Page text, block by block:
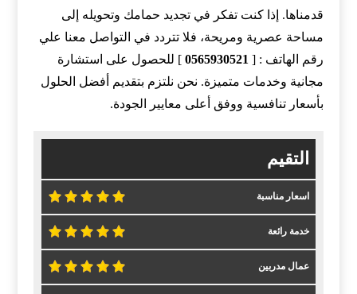
قدمناها. إذا كنت تفكر في تجديد حمامك وتحويله إلى
مساحة عصرية ومريحة، فلا تتردد في التواصل معنا علي
رقم الهاتف : [ 0565930521 ] للحصول على استشارة
مجانية وخدمات متميزة. نحن نلتزم بتقديم أفضل الحلول
بأسعار تنافسية ووفق أعلى معايير الجودة.
التقيم
اسعار مناسبة
خدمة رائعة
عمال مدربين